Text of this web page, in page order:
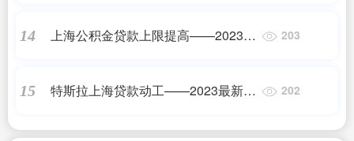
14
上海公积金贷款上限提高——2023最
203
15
特斯拉上海贷款动工——2023最新更
202